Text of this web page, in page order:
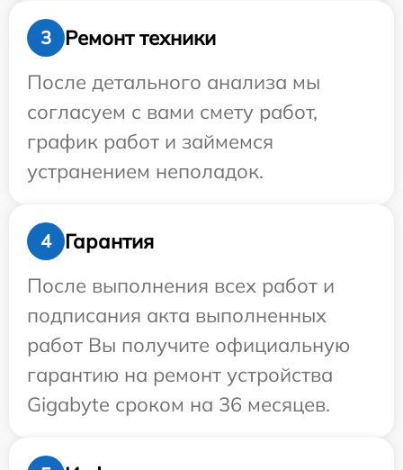
3
Ремонт техники
После детального анализа мы
согласуем с вами смету работ,
график работ и займемся
устранением неполадок.
4
Гарантия
После выполнения всех работ и
подписания акта выполненных
работ Вы получите официальную
гарантию на ремонт устройства
Gigabyte сроком на 36 месяцев.